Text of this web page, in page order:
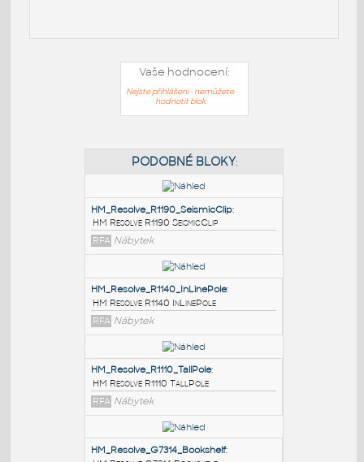
Vaše hodnocení:
Nejste přihlášeni - nemůžete
hodnotit blok
PODOBNÉ BLOKY
HM_Resolve_R1190_SeismicClip
HM Resolve R1190 SeismicClip
RFA Nábytek
HM_Resolve_R1140_InLinePole:
HM Resolve R1140 InLinePole